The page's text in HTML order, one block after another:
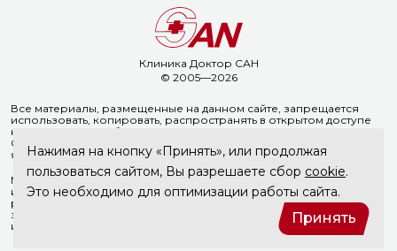
Клиника Доктор САН
© 2005—2026
Все материалы, размещенные на данном сайте, запрещается
использовать, копировать, распространять в открытом доступе
на иных ресурсах без предварительного письменного согласия
ООО «Доктор Сан». Указание ссылки на источник информации
является обязательным.
Материалы, размещенные на данной странице, носят
информационный характер и не являются медицинскими
рекомендациями. ООО «Доктор Сан» не несёт ответственности
за возможные негативные последствия, возникшие в результате
использования информации, размещенной на сайте doctorsan.ru.
Нажимая на кнопку «Принять», или продолжая
пользоваться сайтом, Вы разрешаете сбор cookie.
Это необходимо для оптимизации работы сайта.
Принять